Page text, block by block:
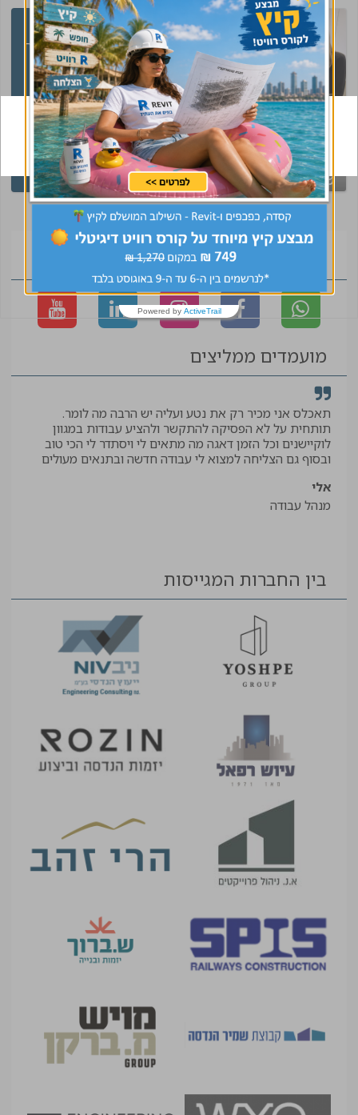
קיבלת קסדה של
CivilEng ? עשית
שינוי בקריירה
יאנה ליוותה אותי במשך
מספר חודשים בחיפוש
אחר משרה מתאימה.
לאורך כל הדרך היתה
אדיבה וסבלנית,
התעניינה לאחר כל ליד
שהפנתה אלי, ובסוף גם
מצאה עבורי משקה
בחברה שמרגישה כמו
בית. תודה ענקית!
עומרימפקח גמרים
הצטרפו לקהילה
מועמדים ממליצים
תאכלס אני מכיר רק את נטע ועליה יש הרבה מה לומר.
תותחית על לא הפסיקה להתקשר ולהציע עבודות במגוון
לוקיישנים וכל הזמן דאגה מה מתאים לי ויסתדר לי הכי טוב
ובסוף גם הצליחה למצוא לי עבודה חדשה ובתנאים מעולים
אלי
מנהל עבודה
בין החברות המגייסות
Powered by ActiveTrail